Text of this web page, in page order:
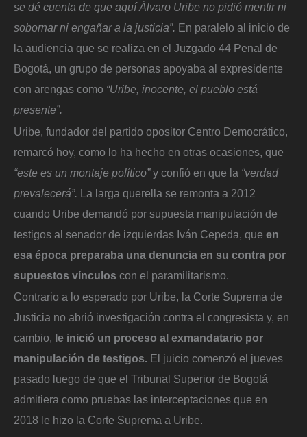
se dé cuenta de que aquí Álvaro Uribe no pidió mentir ni
sobornar ni engañar a la justicia”. En paralelo al inicio de
la audiencia que se realiza en el Juzgado 44 Penal de
Bogotá, un grupo de personas apoyaba al expresidente
con arengas como “Uribe, inocente, el pueblo está
presente”.
Uribe, fundador del partido opositor Centro Democrático,
remarcó hoy, como lo ha hecho en otras ocasiones, que
“este es un montaje político”y confió en que la “verdad
prevalecerá”. La larga querella se remonta a 2012
cuando Uribe demandó por supuesta manipulación de
testigos al senador de izquierdas Iván Cepeda, que en
esa época preparaba una denuncia en su contra por
supuestos vínculos con el paramilitarismo.
Contrario a lo esperado por Uribe, la Corte Suprema de
Justicia no abrió investigación contra el congresista y, en
cambio, le inició un proceso al exmandatario por
manipulación de testigos. El juicio comenzó el jueves
pasado luego de que el Tribunal Superior de Bogotá
admitiera como pruebas las interceptaciones que en
2018 le hizo la Corte Suprema a Uribe.